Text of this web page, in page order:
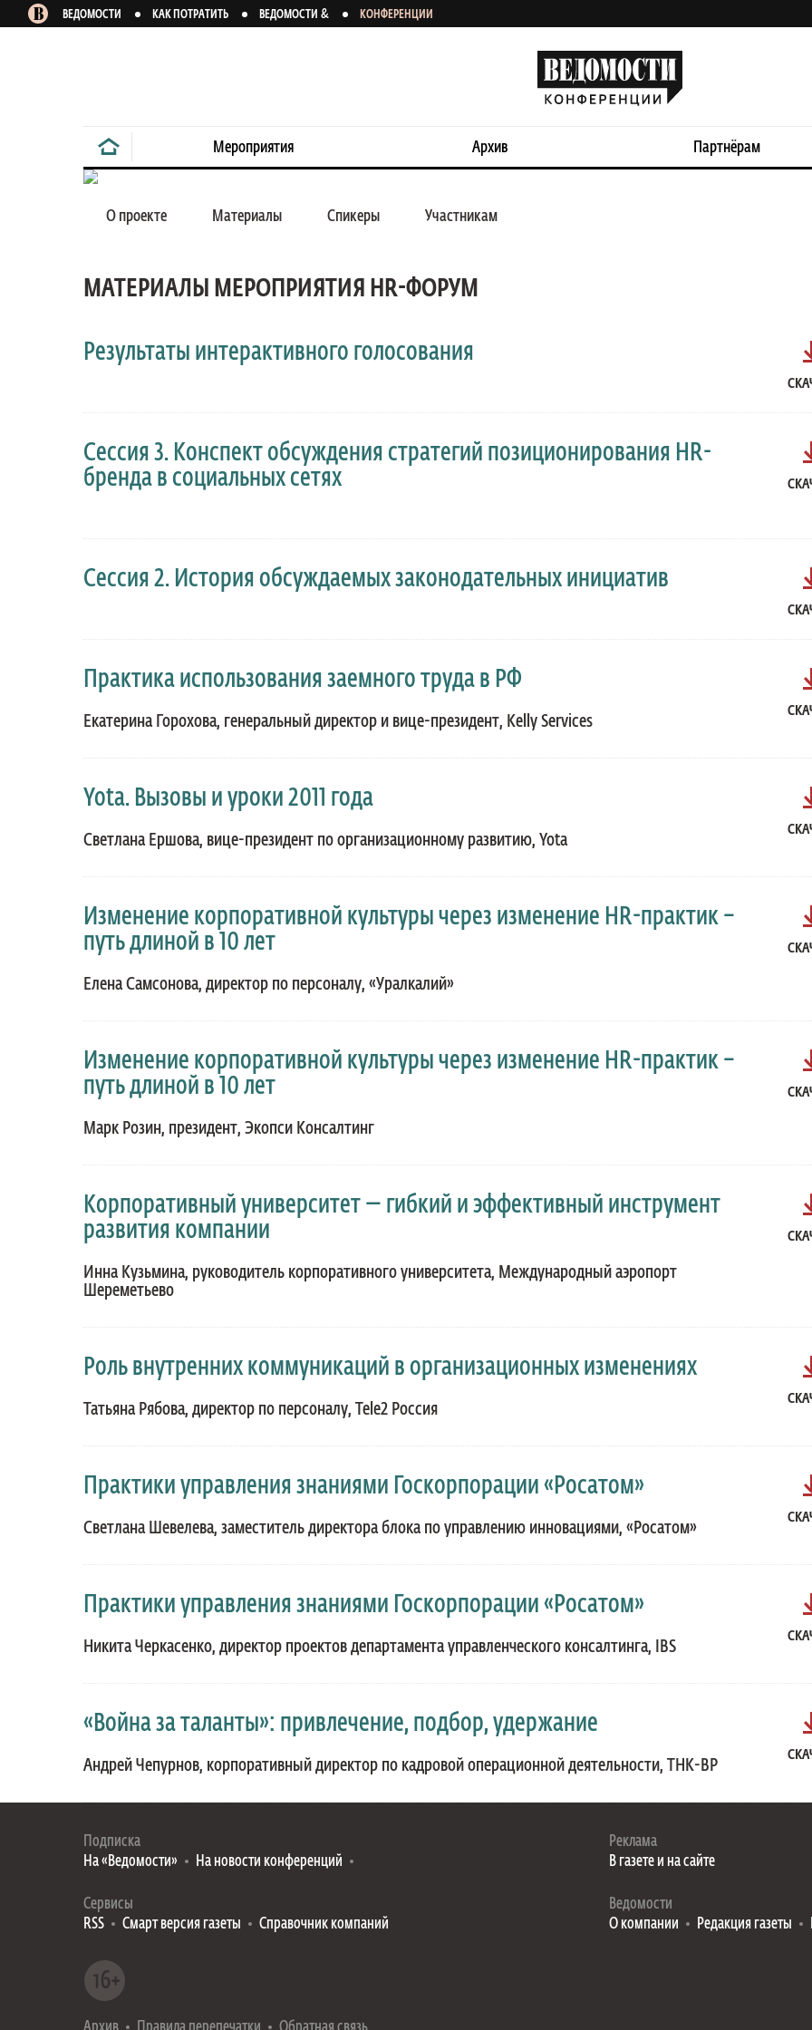
ВЕДОМОСТИ КАК ПОТРАТИТЬ ВЕДОМОСТИ & КОНФЕРЕНЦИИ
Мероприятия Архив Партнёрам
01 декабря 2011
HR-Форум
XII ежегодный проект
О проекте Материалы Спикеры Участникам
МАТЕРИАЛЫ МЕРОПРИЯТИЯ HR-ФОРУМ
Результаты интерактивного голосования
Сессия 3. Конспект обсуждения стратегий позиционирования HR-
бренда в социальных сетях
Сессия 2. История обсуждаемых законодательных инициатив
Практика использования заемного труда в РФ
Екатерина Горохова, генеральный директор и вице-президент, Kelly Services
Yota. Вызовы и уроки 2011 года
Светлана Ершова, вице-президент по организационному развитию, Yota
Изменение корпоративной культуры через изменение HR-практик –
путь длиной в 10 лет
Елена Самсонова, директор по персоналу, «Уралкалий»
Изменение корпоративной культуры через изменение HR-практик –
путь длиной в 10 лет
Марк Розин, президент, Экопси Консалтинг
Корпоративный университет — гибкий и эффективный инструмент
развития компании
Инна Кузьмина, руководитель корпоративного университета, Международный аэропорт
Шереметьево
Роль внутренних коммуникаций в организационных изменениях
Татьяна Рябова, директор по персоналу, Tele2 Россия
Практики управления знаниями Госкорпорации «Росатом»
Светлана Шевелева, заместитель директора блока по управлению инновациями, «Росатом»
Практики управления знаниями Госкорпорации «Росатом»
Никита Черкасенко, директор проектов департамента управленческого консалтинга, IBS
«Война за таланты»: привлечение, подбор, удержание
Андрей Чепурнов, корпоративный директор по кадровой операционной деятельности, ТНК-BP
Подписка
На «Ведомости»
На новости конференций
Сервисы
RSS
Смарт версия газеты Справочник компаний
Реклама
В газете и на сайте
Ведомости
О компании
Редакция газеты